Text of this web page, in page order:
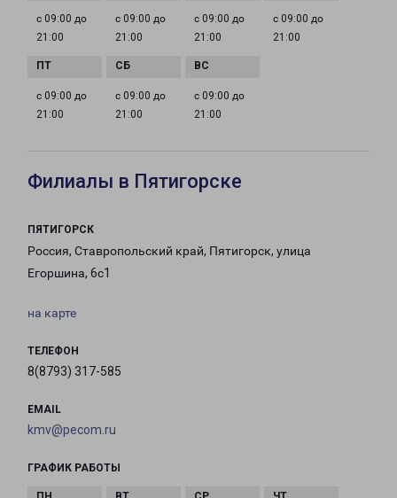
с 09:00 до
21:00
с 09:00 до
21:00
с 09:00 до
21:00
с 09:00 до
21:00
с 09:00 до
21:00
с 09:00 до
21:00
с 09:00 до
21:00
Филиалы в Пятигорске
ПЯТИГОРСК
Россия, Ставропольский край, Пятигорск, улица
Егоршина, 6с1
на карте
ТЕЛЕФОН
8(8793) 317-585
EMAIL
kmv@pecom.ru
ГРАФИК РАБОТЫ